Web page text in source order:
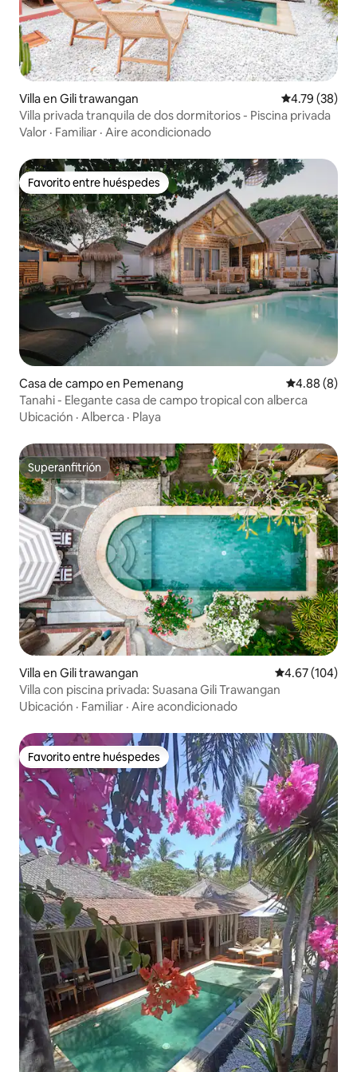
Villa en Gili trawangan Calificación
4.79 (38)
Villa privada tranquila de dos dormitorios - Piscina privada
Valor · Familiar · Aire acondicionado
Favorito entre huéspedes
Favorito entre huéspedes
Casa de campo en Pemenang Calificación
4.88 (8)
Tanahi - Elegante casa de campo tropical con alberca
Ubicación · Alberca · Playa
Superanfitrión
Superanfitrión
Villa en Gili trawangan Calificación
4.67 (104)
Villa con piscina privada: Suasana Gili Trawangan
Ubicación · Familiar · Aire acondicionado
Favorito entre huéspedes
Favorito entre huéspedes